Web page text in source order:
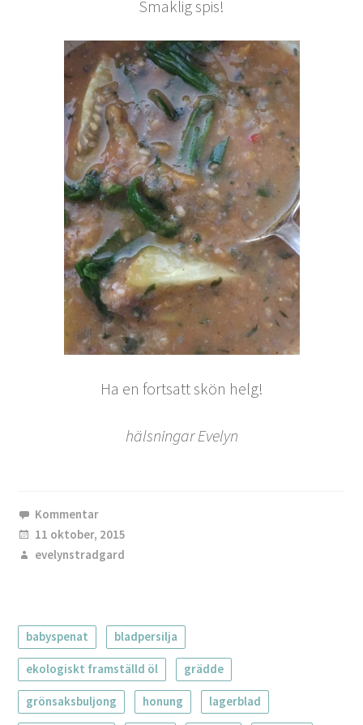
Smaklig spis!
Ha en fortsatt skön helg!
hälsningar Evelyn
Kommentar
11 oktober, 2015
evelynstradgard
babyspenat bladpersilja
ekologiskt framställd öl grädde
grönsaksbuljong honung lagerblad